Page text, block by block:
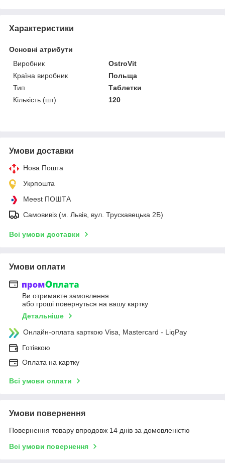
Характеристики
Основні атрибути
Виробник
OstroVit
Країна виробник
Польща
Тип
Таблетки
Кількість (шт)
120
Умови доставки
Нова Пошта
Укрпошта
Meest ПОШТА
Самовивіз (м. Львів, вул. Трускавецька 2Б)
Всі умови доставки
Умови оплати
Ви отримаєте замовлення
або гроші повернуться на вашу картку
Детальніше
Онлайн-оплата карткою Visa, Mastercard - LiqPay
Готівкою
Оплата на картку
Всі умови оплати
Умови повернення
Повернення товару впродовж 14 днів за домовленістю
Всі умови повернення